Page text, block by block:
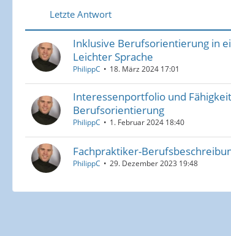
Letzte Antwort
Inklusive Berufsorientierung in
Leichter Sprache
PhilippC 18. März 2024 17:01
Interessenportfolio und
Berufsorientierung
PhilippC 1. Februar 2024 18:40
Fachpraktiker-
PhilippC 29. Dezember 2023 19:48